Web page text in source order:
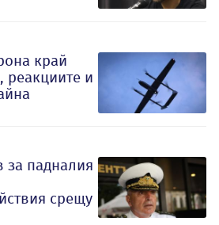
край
реакциите и
падналия
срещу